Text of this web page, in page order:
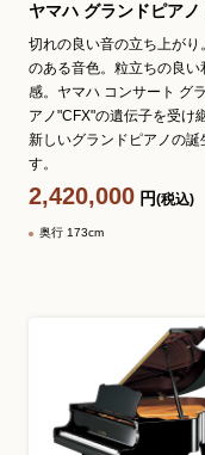
ヤマハ グランドピアノ
切れの良い音の立ち上がり
のある音色。粒立ちの良い
感。ヤマハ コンサート グ
アノ"CFX"の遺伝子を受け
新しいグランドピアノの誕
す。
2,420,000円(税込)
奥行 173cm